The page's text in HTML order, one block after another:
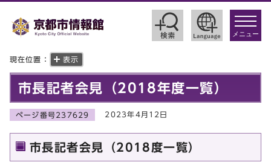
toggle
メニュー
現在位置： 表示
市長記者会見（2018年度一覧）
ページ番号237629 2023年4月12日
市長記者会見（2018度一覧）